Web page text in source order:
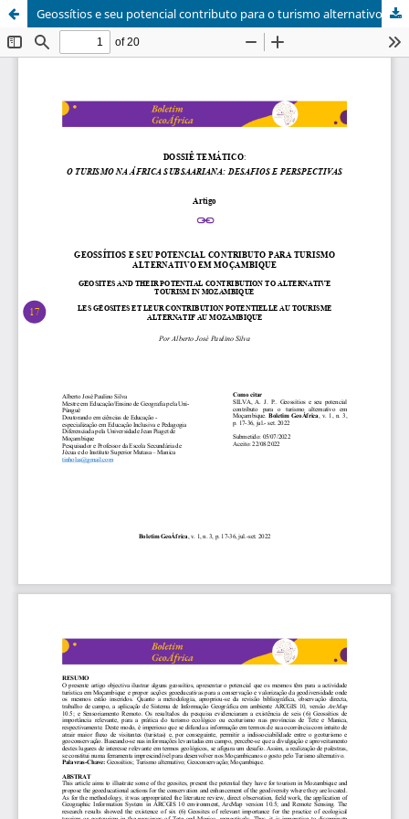
Geossítios e seu potencial contributo para o turismo alternativo em Moçambique